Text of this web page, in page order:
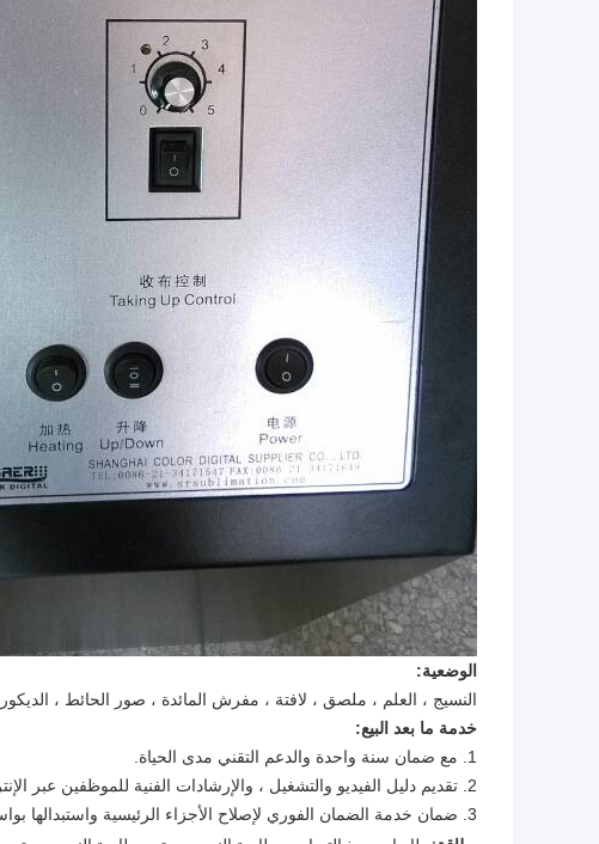
الوضعية:
النسيج ، العلم ، ملصق ، لافتة ، مفرش المائدة ، صور الحائط ، الديكور
خدمة ما بعد البيع:
1. مع ضمان سنة واحدة والدعم التقني مدى الحياة.
2. تقديم دليل الفيديو والتشغيل ، والإرشادات الفنية للموظفين عبر الإنترنت.
3. ضمان خدمة الضمان الفوري لإصلاح الأجزاء الرئيسية واستبدالها بواسطة البريد الدولي